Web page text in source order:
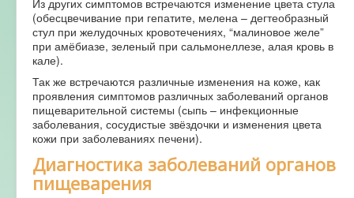
Из других симптомов встречаются изменение цвета стула
(обесцвечивание при гепатите, мелена – дегтеобразный
стул при желудочных кровотечениях, “малиновое желе”
при амёбиазе, зеленый при сальмонеллезе, алая кровь в
кале).
Так же встречаются различные изменения на коже, как
проявления симптомов различных заболеваний органов
пищеварительной системы (сыпь – инфекционные
заболевания, сосудистые звёздочки и изменения цвета
кожи при заболеваниях печени).
Диагностика заболеваний органов
пищеварения